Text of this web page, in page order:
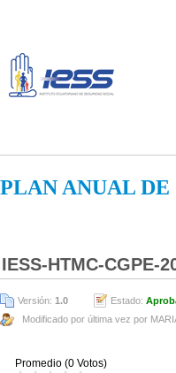
PLAN ANUAL
IESS-HTMC-CGPE-
Versión: 1.0 Estado:
Modificado por última vez por
Promedio (0 Votos)